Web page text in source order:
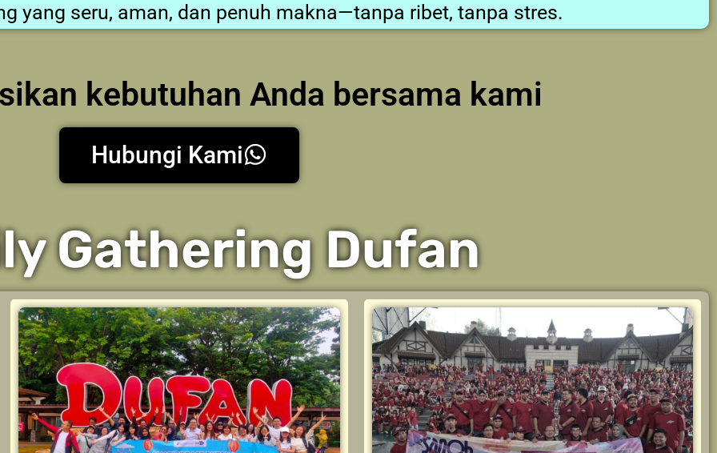
yang seru, aman, dan penuh makna—tanpa ribet, tanpa stres.
kebutuhan Anda bersama kami
Hubungi Kami
Gathering Dufan